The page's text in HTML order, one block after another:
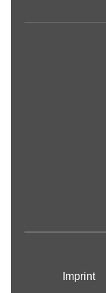
Imprint